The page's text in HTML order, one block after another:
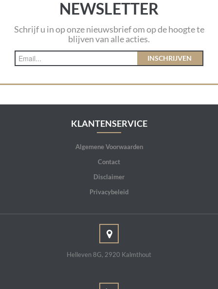
NEWSLETTER
Schrijf u in op onze nieuwsbrief om op de hoogte te
blijven van alle acties.
INSCHRIJVEN
KLANTENSERVICE
Algemene Voorwaarden
Contact
Disclaimer
Privacybeleid
Helleven 8G, 2920 Kalmthout